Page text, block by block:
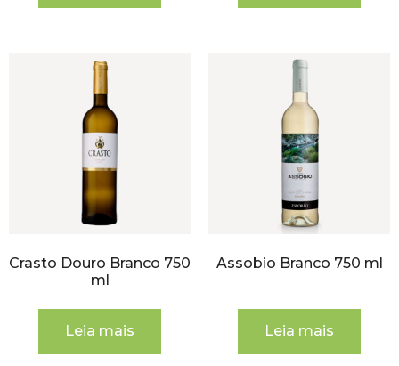
Crasto Douro Branco 750
ml
Leia mais
Assobio Branco 750 ml
Leia mais